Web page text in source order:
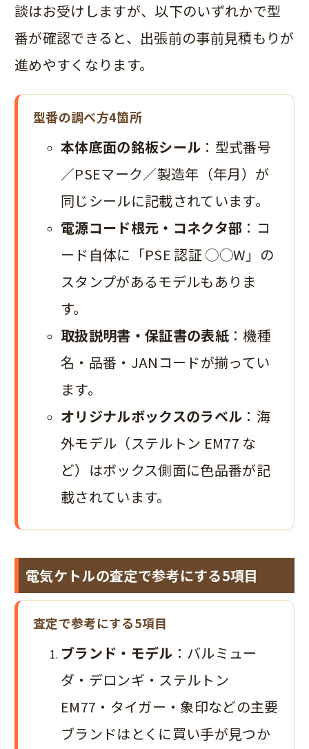
談はお受けしますが、以下のいずれかで型
番が確認できると、出張前の事前見積もりが
進めやすくなります。
型番の調べ方4箇所
本体底面の銘板シール ：型式番号
／PSEマーク／製造年（年月）が
同じシールに記載されています。
電源コード根元・コネクタ部 ：コ
ード自体に「PSE 認証 ◯◯W」の
スタンプがあるモデルもありま
す。
取扱説明書・保証書の表紙 ：機種
名・品番・JANコードが揃ってい
ます。
オリジナルボックスのラベル ：海
外モデル（ステルトン EM77 な
ど）はボックス側面に色品番が記
載されています。
電気ケトルの査定で参考にする5項目
査定で参考にする5項目
ブランド・モデル ：バルミュー
ダ・デロンギ・ステルトン
EM77・タイガー・象印などの主要
ブランドはとくに買い手が見つか